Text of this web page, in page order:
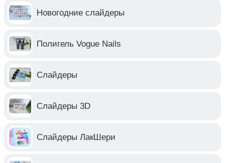
Новогодние слайдеры
Полигель Vogue Nails
Слайдеры
Слайдеры 3D
Слайдеры ЛакШери